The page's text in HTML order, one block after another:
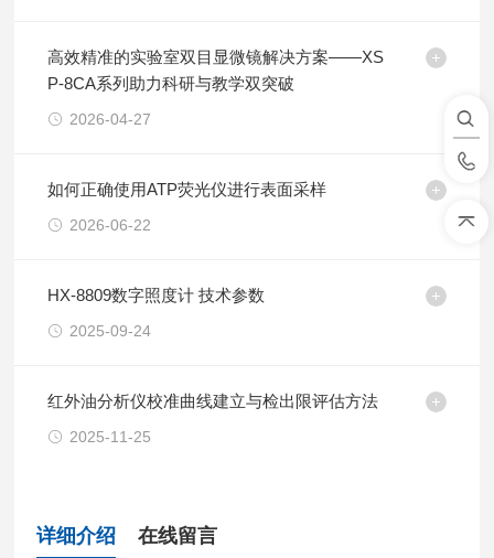
高效精准的实验室双目显微镜解决方案——XS
P-8CA系列助力科研与教学双突破
2026-04-27
如何正确使用ATP荧光仪进行表面采样
2026-06-22
HX-8809数字照度计 技术参数
2025-09-24
红外油分析仪校准曲线建立与检出限评估方法
2025-11-25
详细介绍 在线留言